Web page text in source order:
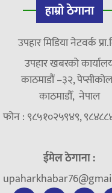
हाम्रो ठेगाना
उपहार मिडिया नेटवर्क
उपहार खबरको
काठमाडौं –३२,
काठमाडौँ, नेपाल
फोन : ९८५१०२५९४९,
ईमेल ठेगाना :